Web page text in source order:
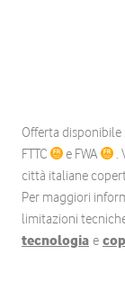
Offerta disponibile
FTTC
e FWA
.
città italiane
Per maggiori
limitazioni
tecnologia e